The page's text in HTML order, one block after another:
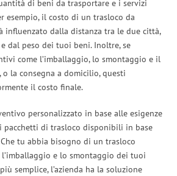
di beni da trasportare e i servizi
esempio, il costo di un trasloco da
influenzato dalla distanza tra le due città,
dal peso dei tuoi beni. Inoltre, se
come l’imballaggio, lo smontaggio e il
la consegna a domicilio, questi
il costo finale.
personalizzato in base alle esigenze
pacchetti di trasloco disponibili in base
tu abbia bisogno di un trasloco
e lo smontaggio dei tuoi
semplice, l’azienda ha la soluzione